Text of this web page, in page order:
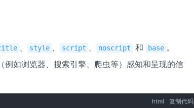
style script noscript 和 base 。
如浏览器、搜索引擎、爬虫等）感知和呈现的信
html 复制代码